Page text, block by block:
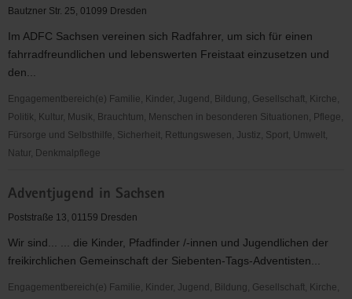
e.
Bautzner Str. 25, 01099 Dresden
Im ADFC Sachsen vereinen sich Radfahrer, um sich für einen
fahrradfreundlichen und lebenswerten Freistaat einzusetzen und
den...
Engagementbereich(e) Familie, Kinder, Jugend, Bildung, Gesellschaft, Kirche,
Politik, Kultur, Musik, Brauchtum, Menschen in besonderen Situationen, Pflege,
Fürsorge und Selbsthilfe, Sicherheit, Rettungswesen, Justiz, Sport, Umwelt,
Natur, Denkmalpflege
Sachsen
e.V.
Adventjugend in Sachsen
Poststraße 13, 01159 Dresden
Wir sind... ... die Kinder, Pfadfinder /-innen und Jugendlichen der
freikirchlichen Gemeinschaft der Siebenten-Tags-Adventisten...
Engagementbereich(e) Familie, Kinder, Jugend, Bildung, Gesellschaft, Kirche,